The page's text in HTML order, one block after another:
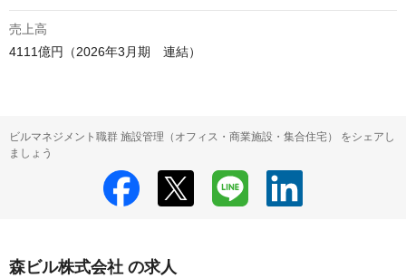
売上高
4111億円（2026年3月期　連結）
ビルマネジメント職群 施設管理（オフィス・商業施設・集合住宅） をシェアし
ましょう
森ビル株式会社 の求人